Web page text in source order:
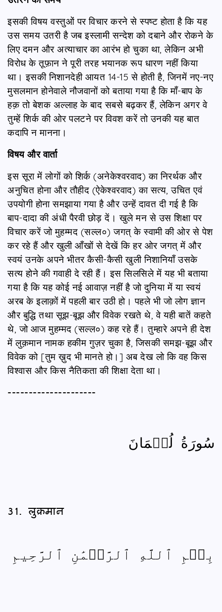
इसकी विषय वस्तुओं पर विचार करने से स्पष्ट होता है कि यह
उस समय उतरी है जब इस्लामी सन्देश को दबाने और रोकने के
लिए दमन और अत्याचार का आरंभ हो चुका था, लेकिन अभी
विरोध के तूफ़ान ने पूरी तरह भयानक रूप धारण नहीं किया
था। इसकी निशानदेही आयत 14-15 से होती है, जिनमें नए-नए
मुसलमान होनेवाले नौजवानों को बताया गया है कि माँ-बाप के
हक़ तो बेशक अल्लाह के बाद सबसे बढ़कर हैं, लेकिन अगर वे
तुम्हें शिर्क की ओर पलटने पर विवश करें तो उनकी यह बात
कदापि न मानना।
विषय और वार्ता
इस सूरा में लोगों को शिर्क (अनेकेश्वरवाद) का निरर्थक और
अनुचित होना और तौहीद (ऐकेश्वरवाद) का सत्य, उचित एवं
उपयोगी होना समझाया गया है और उन्हें दावत दी गई है कि
बाप-दादा की अंधी पैरवी छोड़ दें। खुले मन से उस शिक्षा पर
विचार करें जो मुहम्मद (सल्ल०) जगत् के स्वामी की ओर से पेश
कर रहे हैं और खुली आँखों से देखें कि हर ओर जगत् में और
स्वयं उनके अपने भीतर कैसी-कैसी खुली निशानियाँ उसके
सत्य होने की गवाही दे रही हैं। इस सिलसिले में यह भी बताया
गया है कि यह कोई नई आवाज़ नहीं है जो दुनिया में या स्वयं
अरब के इलाक़ों में पहली बार उठी हो। पहले भी जो लोग ज्ञान
और बुद्धि तथा सूझ-बूझ और विवेक रखते थे, वे यही बातें कहते
थे, जो आज मुहम्मद (सल्ल०) कह रहे हैं। तुम्हारे अपने ही देश
में लुक़मान नामक हकीम गुज़र चुका है, जिसकी समझ-बूझ और
विवेक को [तुम ख़ुद भी मानते हो।] अब देख लो कि वह किस
विश्वास और किस नैतिकता की शिक्षा देता था।
---------------------
سُورَةُ لُقۡمَانَ
31. लुक़मान
بِسۡمِ ٱللَّهِ ٱلرَّحۡمَٰنِ ٱلرَّحِيمِ